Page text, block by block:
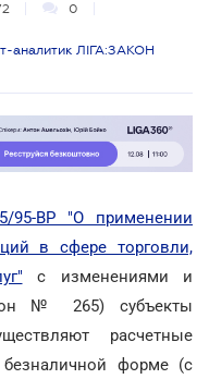
0
аналитик ЛІГА:ЗАКОН
ВР "О применении
в сфере торговли,
с изменениями и
№ 265) субъекты
расчетные
форме (с